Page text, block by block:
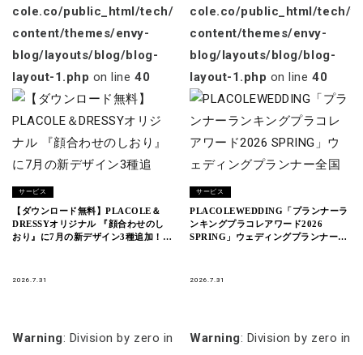
cole.co/public_html/tech/wp-
content/themes/envy-
blog/layouts/blog/blog-
layout-1.php on line40
サービス
【ダウンロード無料】PLACOLE＆
DRESSYオリジナル 『顔合わせのし
おり』に7月の新デザイン3種追加！名
2026.7.31
cole.co/public_html/tech/
content/themes/envy-
blog/layouts/blog/blog-
layout-1.php on line40
サービス
PLACOLEWEDDING「プランナーラ
ンキングプラコレアワード2026
SPRING」ウェディングプランナー全
2026.7.31
Warning: Division by zero in
Warning: Division by zero in